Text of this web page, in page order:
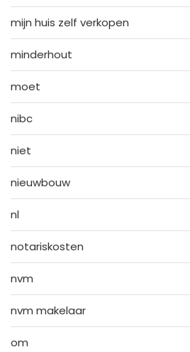
mijn huis zelf verkopen
minderhout
moet
nibc
niet
nieuwbouw
nl
notariskosten
nvm
nvm makelaar
om